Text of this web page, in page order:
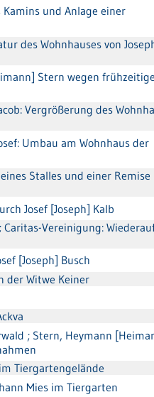
und Anlage einer
des Wohnhauses von
Stern wegen
Vergrößerung des
Umbau am Wohnhaus der
Stalles und einer Remise
Josef [Joseph] Kalb
Vereinigung:
[Joseph] Busch
der Witwe Keiner
; Stern, Heymann
Tiergartengelände
Mies im Tiergarten